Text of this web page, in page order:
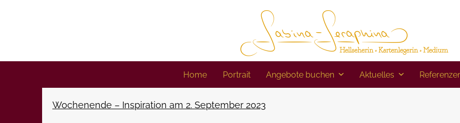
Home Portrait Angebote buchen Aktuelles
Wochenende – Inspiration am 2. September 2023